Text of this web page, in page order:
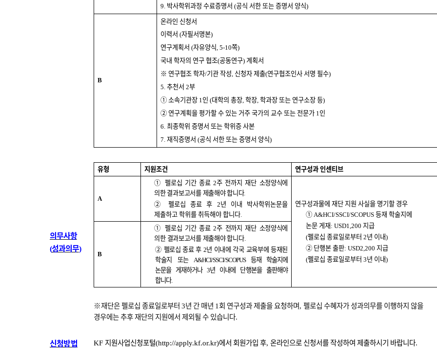
9. 박사학위과정 수료증명서 (공식 서한 또는 증명서 양식)
B
온라인 신청서
이력서 (자필서명본)
연구계획서 (자유양식 , 5-10쪽)
국내 학자의 연구 협조(공동연구) 계획서
※ 연구협조 학자/기관 작성 신청자 제출(연구협조인사 서명 필수)
5. 추천서 2부
① 소속기관장 1 인 (대학의 총장, 학장, 학과장 또는 연구소장 등)
② 연구계획을 평가할 수 있는 거주 국가의 교수 또는 전문가 1 인
6. 최종학위 증명서 또는 학위증 사본
7. 재직증명서 (공식 서한 또는 증명서 양식)
의무사항
(성과의무)
유형 지원조건 연구성과 인센티브
A
①펠로십 기간 종료2주 전까지 재단 소정양식에
의한 결과보고서를 제출해야 합니다.
② 펠로십 종료 후 2년 이내 박사학위논문을
제출하고 학위를 취득해야 합니다
연구성과물에 재단 지원 사실을 명기할 경우
① A&HCI/SSCI/SCOPUS등재 학술지에
논문 게재: USD1,200지급
(펠로십 종료일로부터2년 이내)
② 단행본 출판: USD2,200지급
(펠로십 종료일로부터3년 이내)
B
①펠로십 기간 종료2주 전까지 재단 소정양식에
의한 결과보고서를 제출해야 합니다.
② 펠로십 종료 후 2년 이내에 각국 교육부에 등재된
학술지 또는 A&HCI/SSCI/SCOPUS등재 학술지에
논문을 게재하거나 3년 이내에 단행본을 출판해야
합니다.
※재단은 펠로십 종료일로부터 3년 간 매년 1 회 연구성과 제출을 요청하며, 펠로십 수혜자가 성과의무를 이행하지 않을
경우에는 추후 재단의 지원에서 제외될 수 있습니다.
신청방법 KF 지원사업신청포털(http://apply.kf.or.kr)에서 회원가입 후, 온라인으로 신청서를 작성하여 제출하시기 바랍니다.